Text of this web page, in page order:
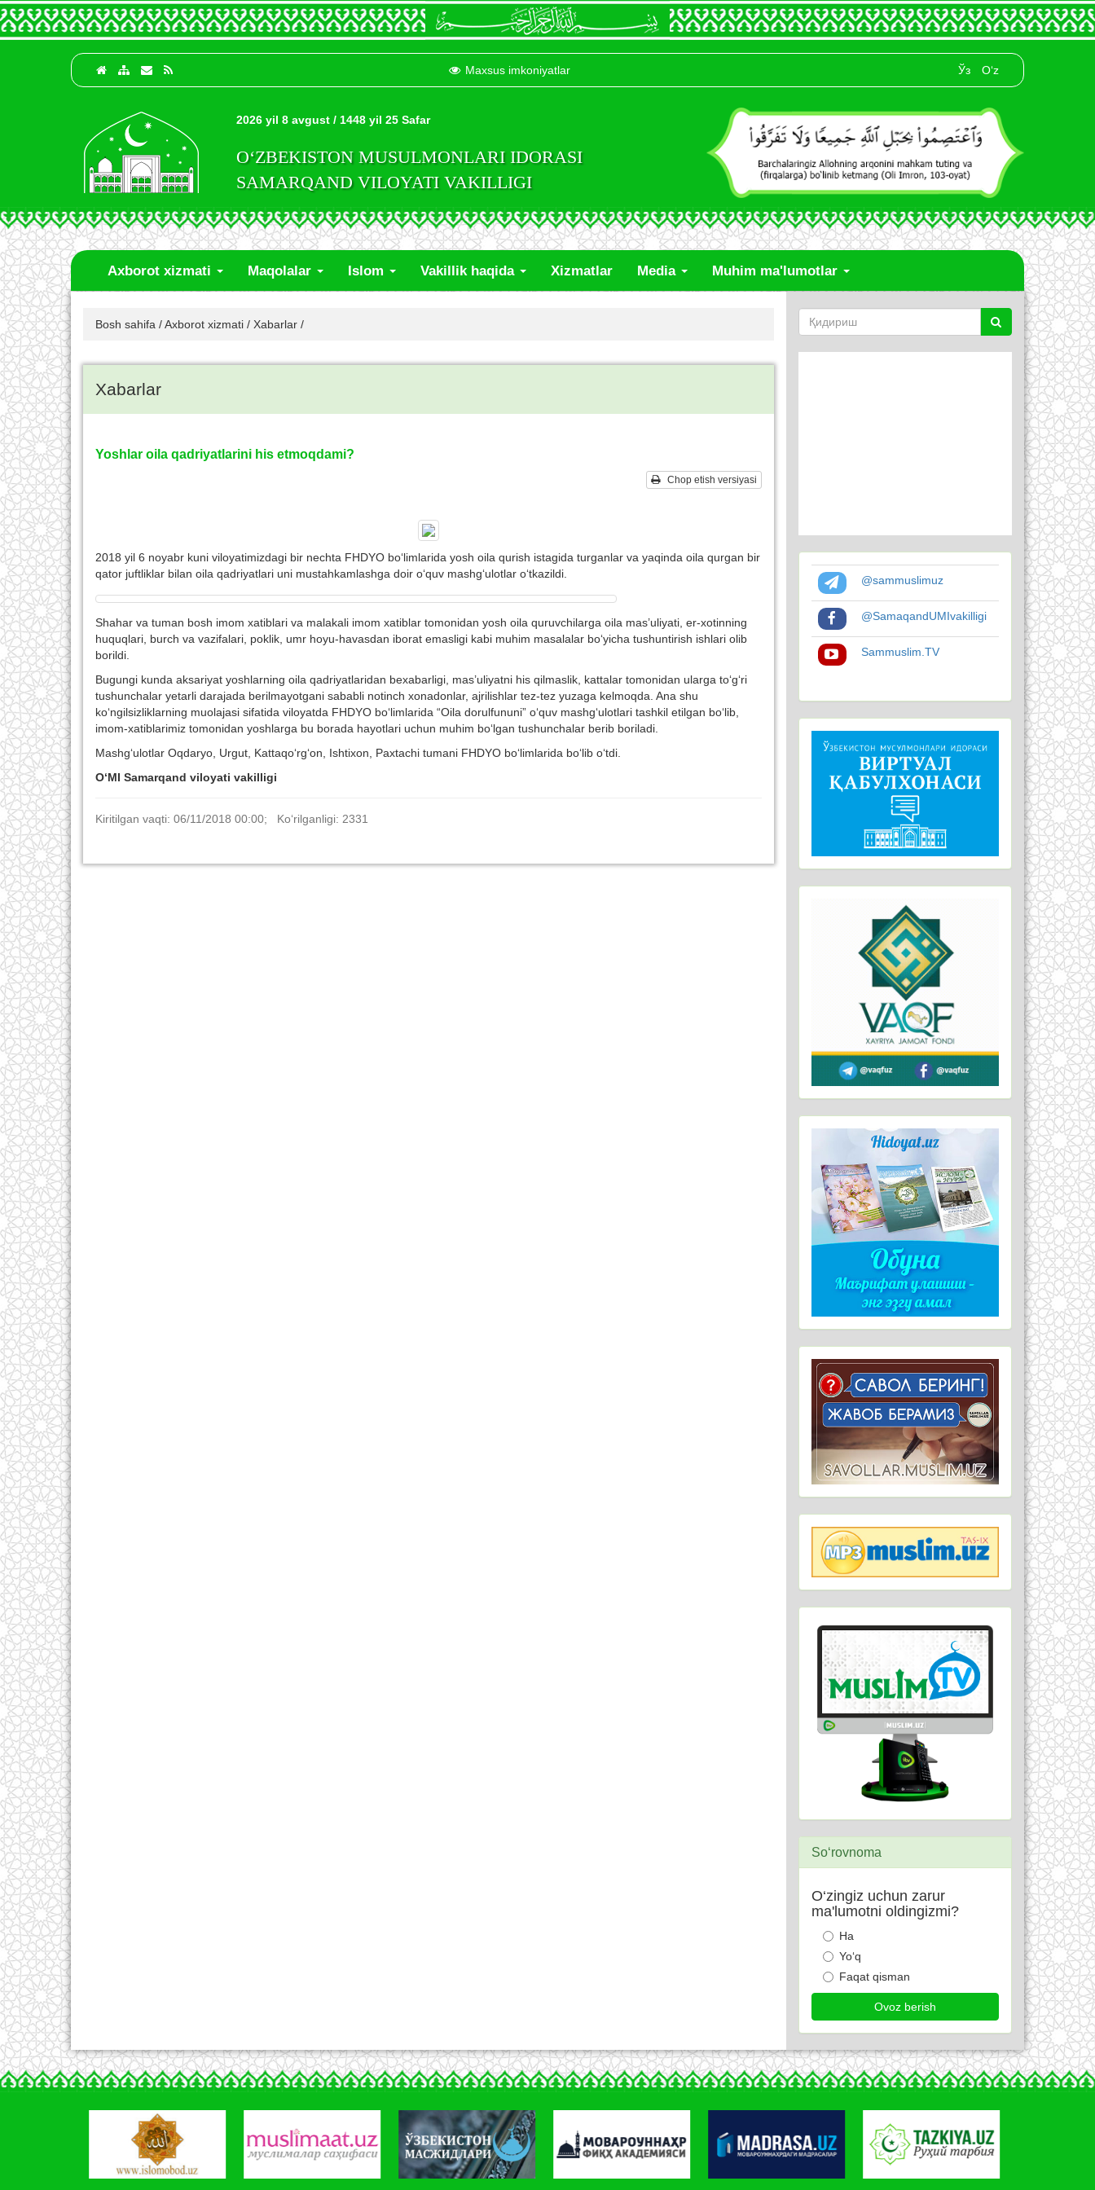
Maxsus imkoniyatlar Ўз O‘z
2026 yil 8 avgust / 1448 yil 25 Safar
O‘ZBEKISTON MUSULMONLARI IDORASI
SAMARQAND VILOYATI VAKILLIGI
Axborot xizmati Maqolalar Islom Vakillik haqida Xizmatlar Media Muhim ma'lumotlar
Bosh sahifa /Axborot xizmati / Xabarlar /
Xabarlar
Yoshlar oila qadriyatlarini his etmoqdami?
Chop etish versiyasi
2018 yil 6 noyabr kuni viloyatimizdagi bir nechta FHDYO bo‘limlarida yosh oila qurish istagida turganlar va yaqinda oila qurgan bir
qator juftliklar bilan oila qadriyatlari uni mustahkamlashga doir o‘quv mashg‘ulotlar o‘tkazildi.
Shahar va tuman bosh imom xatiblari va malakali imom xatiblar tomonidan yosh oila quruvchilarga oila mas’uliyati, er-xotinning
huquqlari, burch va vazifalari, poklik, umr hoyu-havasdan iborat emasligi kabi muhim masalalar bo‘yicha tushuntirish ishlari olib
borildi.
Bugungi kunda aksariyat yoshlarning oila qadriyatlaridan bexabarligi, mas’uliyatni his qilmaslik, kattalar tomonidan ularga to‘g‘ri
tushunchalar yetarli darajada berilmayotgani sababli notinch xonadonlar, ajrilishlar tez-tez yuzaga kelmoqda. Ana shu
ko‘ngilsizliklarning muolajasi sifatida viloyatda FHDYO bo‘limlarida “Oila dorulfununi” o‘quv mashg‘ulotlari tashkil etilgan bo‘lib,
imom-xatiblarimiz tomonidan yoshlarga bu borada hayotlari uchun muhim bo‘lgan tushunchalar berib boriladi.
Mashg‘ulotlar Oqdaryo, Urgut, Kattaqo‘rg‘on, Ishtixon, Paxtachi tumani FHDYO bo‘limlarida bo‘lib o‘tdi.
O‘MI Samarqand viloyati vakilligi
Kiritilgan vaqti: 06/11/2018 00:00; Ko‘rilganligi: 2331
@sammuslimuz
@SamaqandUMIvakilligi
Sammuslim.TV
So‘rovnoma
O‘zingiz uchun zarur
ma'lumotni oldingizmi?
Ha
Yo‘q
Faqat qisman